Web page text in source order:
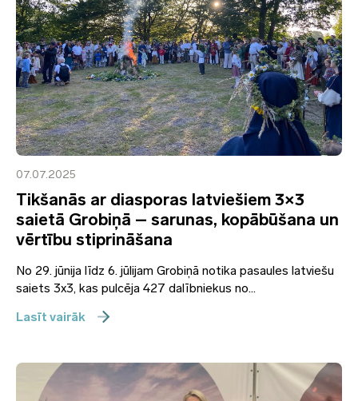
07.07.2025
Tikšanās ar diasporas latviešiem 3×3
saietā Grobiņā – sarunas, kopābūšana un
vērtību stiprināšana
No 29. jūnija līdz 6. jūlijam Grobiņā notika pasaules latviešu
saiets 3x3, kas pulcēja 427 dalībniekus no...
Lasīt vairāk